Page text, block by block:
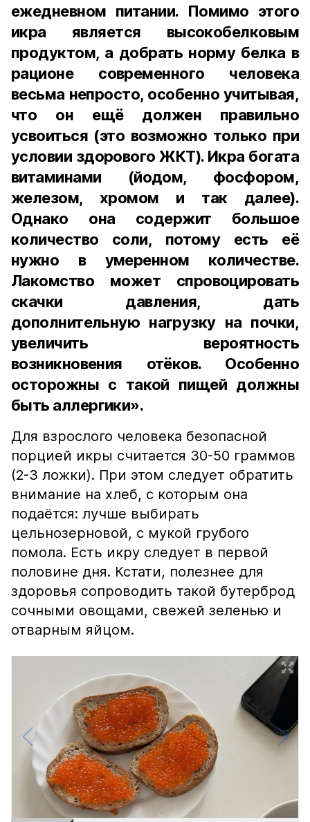
ежедневном питании. Помимо этого
икра является высокобелковым
продуктом, а добрать норму белка в
рационе современного человека
весьма непросто, особенно учитывая,
что он ещё должен правильно
усвоиться (это возможно только при
условии здорового ЖКТ). Икра богата
витаминами (йодом, фосфором,
железом, хромом и так далее).
Однако она содержит большое
количество соли, потому есть её
нужно в умеренном количестве.
Лакомство может спровоцировать
скачки давления, дать
дополнительную нагрузку на почки,
увеличить вероятность
возникновения отёков. Особенно
осторожны с такой пищей должны
быть аллергики».
Для взрослого человека безопасной
порцией икры считается 30-50 граммов
(2-3 ложки). При этом следует обратить
внимание на хлеб, с которым она
подаётся: лучше выбирать
цельнозерновой, с мукой грубого
помола. Есть икру следует в первой
половине дня. Кстати, полезнее для
здоровья сопроводить такой бутерброд
сочными овощами, свежей зеленью и
отварным яйцом.